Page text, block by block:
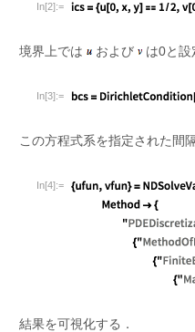
In[2]:=
境界上では および は0と設
In[3]:=
この方程式系を指定された間
In[4]:=
結果を可視化する．